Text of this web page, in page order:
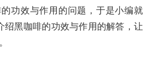
功效与作用的问题，于是小编就
绍黑咖啡的功效与作用的解答，让